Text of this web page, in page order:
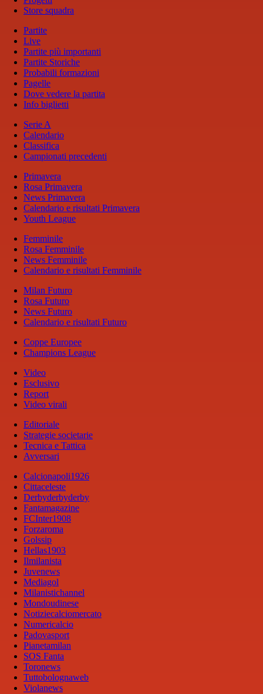
Store squadra
Partite
Live
Partite più importanti
Partite Storiche
Probabili formazioni
Pagelle
Dove vedere la partita
Info biglietti
Serie A
Calendario
Classifica
Campionati precedenti
Primavera
Rosa Primavera
News Primavera
Calendario e risultati Primavera
Youth League
Femminile
Rosa Femminile
News Femminile
Calendario e risultati Femminile
Milan Futuro
Rosa Futuro
News Futuro
Calendario e risultati Futuro
Coppe Europee
Champions League
Video
Esclusivo
Report
Video virali
Editoriale
Strategie societarie
Tecnica e Tattica
Avversari
Calcionapoli1926
Cittaceleste
Derbyderbyderby
Fantamagazine
FCInter1908
Forzaroma
Golssip
Hellas1903
Ilmilanista
Juvenews
Mediagol
Milanistichannel
Mondoudinese
Notiziecalciomercato
Numericalcio
Padovasport
Pianetamilan
SOS Fanta
Toronews
Tuttobolognaweb
Violanews